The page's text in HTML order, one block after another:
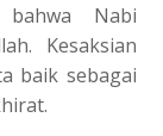
Nabi
Kesaksian
baik sebagai